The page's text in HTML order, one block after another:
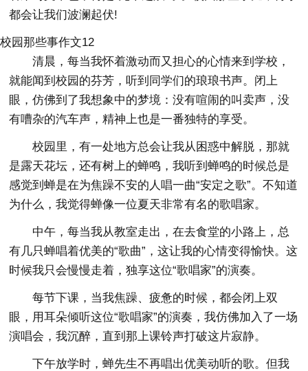
都会让我们波澜起伏!
校园那些事作文12
清晨，每当我怀着激动而又担心的心情来到学校，
就能闻到校园的芬芳，听到同学们的琅琅书声。闭上
眼，仿佛到了我想象中的梦境：没有喧闹的叫卖声，没
有嘈杂的汽车声，精神上也是一番独特的享受。
校园里，有一处地方总会让我从困惑中解脱，那就
是露天花坛，还有树上的蝉鸣，我听到蝉鸣的时候总是
感觉到蝉是在为焦躁不安的人唱一曲“安定之歌”。不知道
为什么，我觉得蝉像一位夏天非常有名的歌唱家。
中午，每当我从教室走出，在去食堂的小路上，总
有几只蝉唱着优美的“歌曲”，这让我的心情变得愉快。这
时候我只会慢慢走着，独享这位“歌唱家”的演奏。
每节下课，当我焦躁、疲惫的时候，都会闭上双
眼，用耳朵倾听这位“歌唱家”的演奏，我仿佛加入了一场
演唱会，我沉醉，直到那上课铃声打破这片寂静。
下午放学时，蝉先生不再唱出优美动听的歌。但我